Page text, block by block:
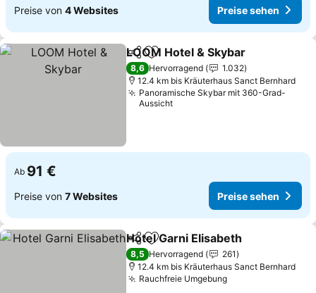
Preise von 4 Websites Preise sehen
TeilenZu Favoriten hinzufügen
LOOM Hotel & Skybar
8,6 Hervorragend
1.032
12.4 km bis Kräuterhaus Sanct Bernhard
Panoramische Skybar mit 360-Grad-
Aussicht
Ab 91 €
Preise von 7 Websites Preise sehen
TeilenZu Favoriten hinzufügen
Hotel Garni Elisabeth
8,5 Hervorragend
261
12.4 km bis Kräuterhaus Sanct Bernhard
Rauchfreie UmgebungPreise sehen